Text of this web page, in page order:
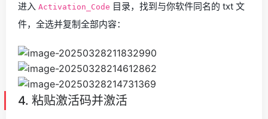
进入 Activation_Code 目录，找到与你软件同名的 txt 文
件，全选并复制全部内容：
4. 粘贴激活码并激活